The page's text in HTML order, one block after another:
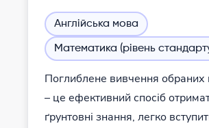
Англійська мова
Математика (рівень
Поглиблене вивчення обраних
– це ефективний спосіб
ґрунтовні знання, легко